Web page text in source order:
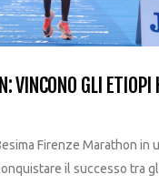
VINCONO GLI ETIOPI
Firenze Marathon in
il successo tra